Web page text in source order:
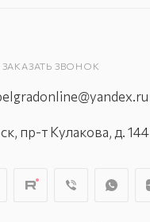
ЗАКАЗАТЬ ЗВОНОК
пр-т Кулакова, д. 144
ул. Карла Маркса, д. 68